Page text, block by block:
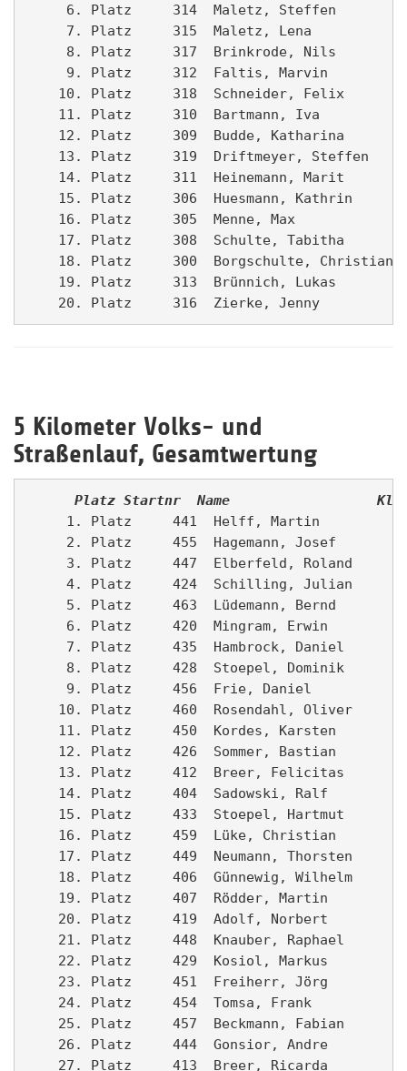
6. Platz     314  Maletz, Steffen
7. Platz     315  Maletz, Lena
8. Platz     317  Brinkrode, Nils
9. Platz     312  Faltis, Marvin
10. Platz     318  Schneider, Felix
11. Platz     310  Bartmann, Iva
12. Platz     309  Budde, Katharina
13. Platz     319  Driftmeyer, Steffen
14. Platz     311  Heinemann, Marit
15. Platz     306  Huesmann, Kathrin
16. Platz     305  Menne, Max
17. Platz     308  Schulte, Tabitha
18. Platz     300  Borgschulte, Christian
19. Platz     313  Brünnich, Lukas
5 Kilometer Volks- und
Straßenlauf, Gesamtwertung
      Platz
Startnr Name
1. Platz     441  Helff, Martin
2. Platz     455  Hagemann, Josef
3. Platz     447  Elberfeld, Roland
4. Platz     424  Schilling, Julian
5. Platz     463  Lüdemann, Bernd
6. Platz     420  Mingram, Erwin
7. Platz     435  Hambrock, Daniel
8. Platz     428  Stoepel, Dominik
9. Platz     456  Frie, Daniel
10. Platz     460  Rosendahl, Oliver
11. Platz     450  Kordes, Karsten
12. Platz     426  Sommer, Bastian
13. Platz     412  Breer, Felicitas
14. Platz     404  Sadowski, Ralf
15. Platz     433  Stoepel, Hartmut
16. Platz     459  Lüke, Christian
17. Platz     449  Neumann, Thorsten
18. Platz     406  Günnewig, Wilhelm
19. Platz     407  Rödder, Martin
20. Platz     419  Adolf, Norbert
21. Platz     448  Knauber, Raphael
22. Platz     429  Kosiol, Markus
23. Platz     451  Freiherr, Jörg
24. Platz     454  Tomsa, Frank
25. Platz     457  Beckmann, Fabian
26. Platz     444  Gonsior, Andre
27. Platz     413  Breer, Ricarda